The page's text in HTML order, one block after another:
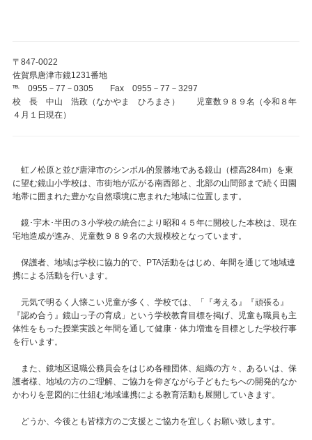
〒847-0022
佐賀県唐津市鏡1231番地
℡ 0955－77－0305 Fax 0955－77－3297
校 長 中山 浩政（なかやま ひろまさ） 児童数９８９名（令和８年
４月１日現在）
虹ノ松原と並び唐津市のシンボル的景勝地である鏡山（標高284m）を東
に望む鏡山小学校は、市街地が広がる南西部と、北部の山間部まで続く田園
地帯に囲まれた豊かな自然環境に恵まれた地域に位置します。
鏡･宇木･半田の３小学校の統合により昭和４５年に開校した本校は、現在
宅地造成が進み、児童数９８９名の大規模校となっています。
保護者、地域は学校に協力的で、PTA活動をはじめ、年間を通じて地域連
携による活動を行います。
元気で明るく人懐こい児童が多く、学校では、「『考える』『頑張る』
『認め合う』鏡山っ子の育成」という学校教育目標を掲げ、児童も職員も主
体性をもった授業実践と年間を通して健康・体力増進を目標とした学校行事
を行います。
また、鏡地区退職公務員会をはじめ各種団体、組織の方々、あるいは、保
護者様、地域の方のご理解、ご協力を仰ぎながら子どもたちへの開発的なか
かわりを意図的に仕組む地域連携による教育活動も展開していきます。
どうか、今後とも皆様方のご支援とご協力を宜しくお願い致します。